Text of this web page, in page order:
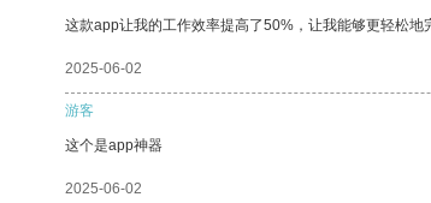
这款app让我的工作效率提高了50%，让我能够更轻松地
2025-06-02
游客
这个是app神器
2025-06-02